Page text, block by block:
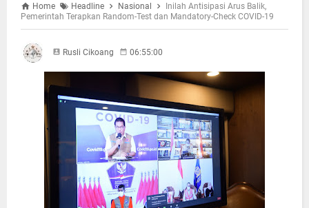
Home Headline Nasional
Inilah Antisipasi Arus Balik,
Pemerintah Terapkan Random-Test dan Mandatory-Check COVID-19
Rusli Cikoang 06:55:00